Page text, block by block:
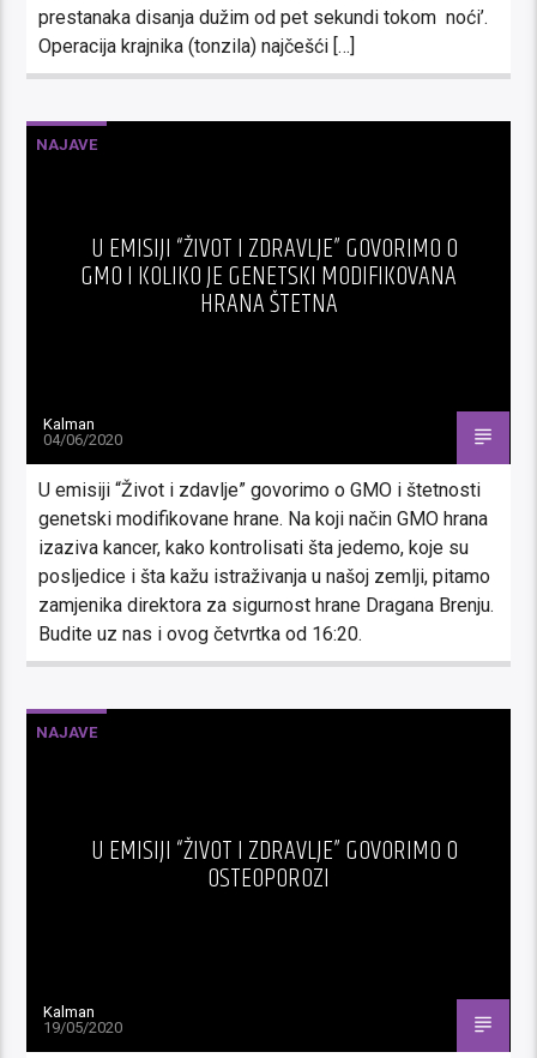
prestanaka disanja dužim od pet sekundi tokom noći’.
Operacija krajnika (tonzila) najčešći […]
NAJAVE
U EMISIJI “ŽIVOT I ZDRAVLJE” GOVORIMO O
GMO I KOLIKO JE GENETSKI MODIFIKOVANA
HRANA ŠTETNA
Kalman
04/06/2020
U emisiji “Život i zdavlje” govorimo o GMO i štetnosti
genetski modifikovane hrane. Na koji način GMO hrana
izaziva kancer, kako kontrolisati šta jedemo, koje su
posljedice i šta kažu istraživanja u našoj zemlji, pitamo
zamjenika direktora za sigurnost hrane Dragana Brenju.
Budite uz nas i ovog četvrtka od 16:20.
NAJAVE
U EMISIJI “ŽIVOT I ZDRAVLJE” GOVORIMO O
OSTEOPOROZI
Kalman
19/05/2020